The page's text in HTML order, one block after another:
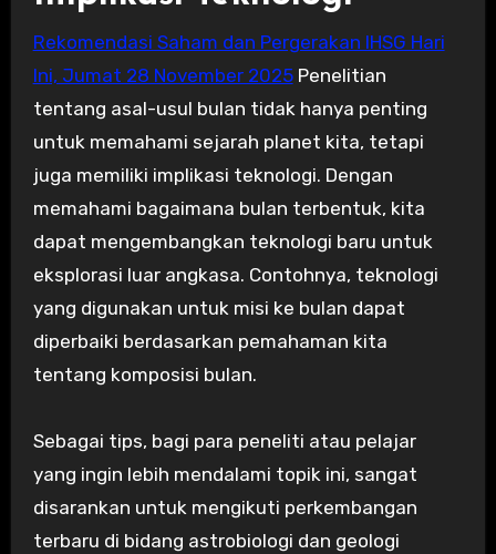
Rekomendasi Saham dan Pergerakan IHSG Hari
Ini, Jumat 28 November 2025Penelitian
tentang asal-usul bulan tidak hanya penting
untuk memahami sejarah planet kita, tetapi
juga memiliki implikasi teknologi. Dengan
memahami bagaimana bulan terbentuk, kita
dapat mengembangkan teknologi baru untuk
eksplorasi luar angkasa. Contohnya, teknologi
yang digunakan untuk misi ke bulan dapat
diperbaiki berdasarkan pemahaman kita
tentang komposisi bulan.
Sebagai tips, bagi para peneliti atau pelajar
yang ingin lebih mendalami topik ini, sangat
disarankan untuk mengikuti perkembangan
terbaru di bidang astrobiologi dan geologi